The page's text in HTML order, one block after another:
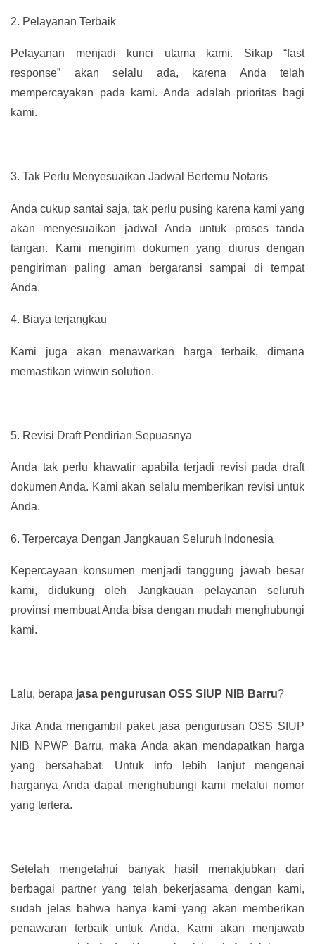
2. Pelayanan Terbaik
Pelayanan menjadi kunci utama kami. Sikap “fast
response” akan selalu ada, karena Anda telah
mempercayakan pada kami. Anda adalah prioritas bagi
kami.
3. Tak Perlu Menyesuaikan Jadwal Bertemu Notaris
Anda cukup santai saja, tak perlu pusing karena kami yang
akan menyesuaikan jadwal Anda untuk proses tanda
tangan. Kami mengirim dokumen yang diurus dengan
pengiriman paling aman bergaransi sampai di tempat
Anda.
4. Biaya terjangkau
Kami juga akan menawarkan harga terbaik, dimana
memastikan winwin solution.
5. Revisi Draft Pendirian Sepuasnya
Anda tak perlu khawatir apabila terjadi revisi pada draft
dokumen Anda. Kami akan selalu memberikan revisi untuk
Anda.
6. Terpercaya Dengan Jangkauan Seluruh Indonesia
Kepercayaan konsumen menjadi tanggung jawab besar
kami, didukung oleh Jangkauan pelayanan seluruh
provinsi membuat Anda bisa dengan mudah menghubungi
kami.
Lalu, berapa jasa pengurusan OSS SIUP NIB Barru?
Jika Anda mengambil paket jasa pengurusan OSS SIUP
NIB NPWP Barru, maka Anda akan mendapatkan harga
yang bersahabat. Untuk info lebih lanjut mengenai
harganya Anda dapat menghubungi kami melalui nomor
yang tertera.
Setelah mengetahui banyak hasil menakjubkan dari
berbagai partner yang telah bekerjasama dengan kami,
sudah jelas bahwa hanya kami yang akan memberikan
penawaran terbaik untuk Anda. Kami akan menjawab